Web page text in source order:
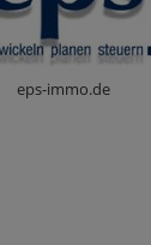
eps-immo.de